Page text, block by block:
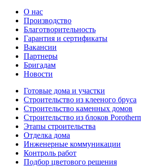
О нас
Производство
Благотворительность
Гарантия и сертификаты
Вакансии
Партнеры
Бригадам
Новости
Готовые дома и участки
Строительство из клееного бруса
Строительство каменных домов
Строительство из блоков
Этапы строительства
Отделка дома
Инженерные коммуникации
Контроль работ
Подбор цветового решения